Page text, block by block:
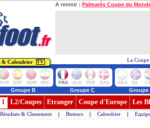
A retenir : Palmarès Coupe du
& Calendrier TV La
POR ESP MAR IRN FRA AUS PER DAN ARG ISL
Groupe B Groupe C Groupe
1 L2/Coupes Etranger Coupe d'Europe Les
Résultats & Classement | Buteurs | Calendrier |